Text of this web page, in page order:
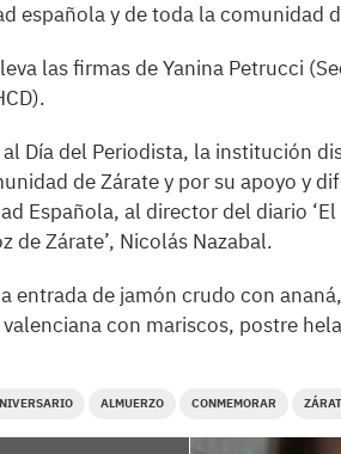
española y de toda la comunidad
las firmas de Yanina Petrucci
Día del Periodista, la institución
de Zárate y por su apoyo y
Española, al director del diario ‘El
de Zárate’, Nicolás Nazabal.
entrada de jamón crudo con
con mariscos, postre
ALMUERZO CONMEMORAR